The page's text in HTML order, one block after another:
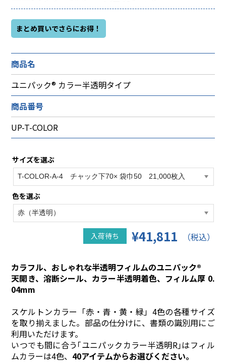
まとめ買いでさらにお得！
商品名
ユニパック® カラー半透明タイプ
商品番号
UP-T-COLOR
サイズを選ぶ
色を選ぶ
入荷待ち ¥41,811 （税込）
カラフル、おしゃれな半透明フィルムのユニパック®
天開き、溶断シール、カラー半透明着色、フィルム厚 0.
04mm
スケルトンカラー「赤・青・黄・緑」4色の各種サイズ
を取り揃えました。部品の仕分けに、書類の識別用にご
利用いただけます。
いつでも間に合う｢ユニパックカラー半透明R｣はフィル
ムカラーは4色、 40アイテムからお選びください。